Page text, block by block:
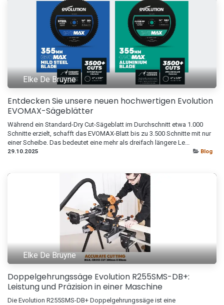
Elke De Bruyne
Entdecken Sie unsere neuen hochwertigen Evolution
EVOMAX-Sägeblätter
Während ein Standard-Dry Cut-Sägeblatt im Durchschnitt etwa 1.000
Schnitte erzielt, schafft das EVOMAX-Blatt bis zu 3.500 Schnitte mit nur
einer Scheibe. Das bedeutet eine mehr als dreifach längere Le...
29.10.2025 Blog
Elke De Bruyne
Doppelgehrungssäge Evolution R255SMS-DB+:
Leistung und Präzision in einer Maschine
Die Evolution R255SMS-DB+ Doppelgehrungssäge ist eine